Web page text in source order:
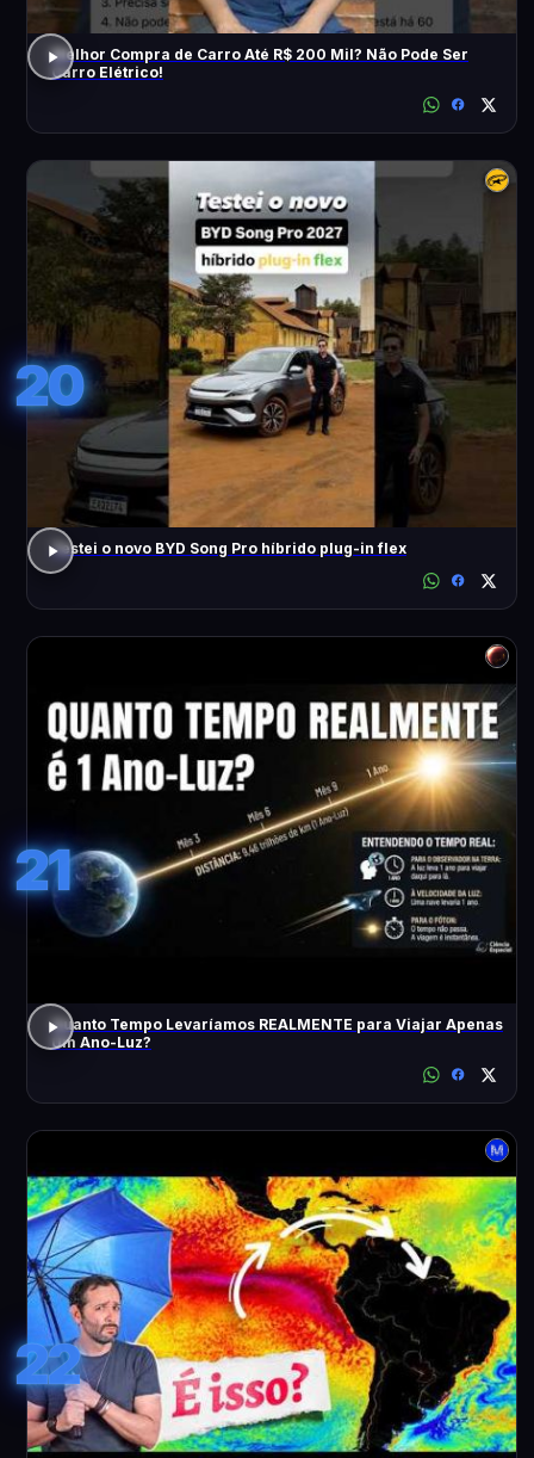
Melhor Compra de Carro Até R$ 200 Mil? Não Pode Ser
Carro Elétrico!
20
Testei o novo BYD Song Pro híbrido plug-in flex
21
Quanto Tempo Levaríamos REALMENTE para Viajar Apenas
Um Ano-Luz?
22